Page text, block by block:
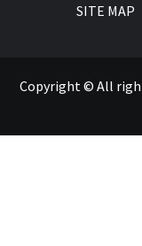
SITE MAP
Copyright © All